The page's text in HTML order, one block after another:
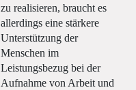
zu realisieren, braucht es
allerdings eine stärkere
Unterstützung der
Menschen im
Leistungsbezug bei der
Aufnahme von Arbeit und